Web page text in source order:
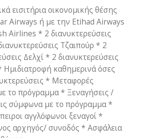
εισιτήρια οικονομικής θέσης
Airways ή με την Etihad Airways
Airlines * 2 διανυκτερεύσεις
Τζαιπούρ * 2
Δελχί * 2 διανυκτερεύσεις
Ημιδιατροφή καθημερινά όσες
* Μεταφορές
το πρόγραμμα * Ξεναγήσεις /
σύμφωνα με το πρόγραμμα *
αγγλόφωνοι ξεναγοί *
αρχηγός/ συνοδός * Ασφάλεια